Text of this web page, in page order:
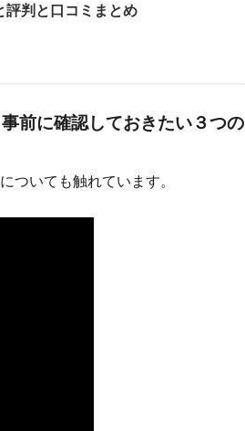
判と口コミまとめ
前に確認しておきたい３つの
ついても触れています。